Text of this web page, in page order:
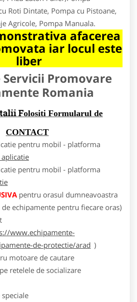
Roti Dintate, Pompa cu Pistoane,
Agricole, Pompa Manuala.
afacerea
iar locul este
liber
Servicii Promovare
Romania
Folositi Formularul de
CONTACT
pentru mobil - platforma
pentru mobil - platforma
pentru orasul dumneavoastra
echipamente pentru fiecare oras)
www.echipamente-
de-protectie/arad )
motoare de cautare
retelele de socializare